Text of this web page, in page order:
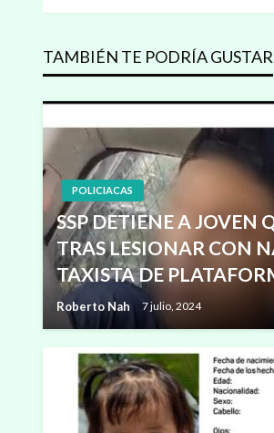
entradas
TAMBIÉN TE PODRÍA GUSTAR
POLICIACAS
SSP DETIENE A JOVEN
TRAS LESIONAR CON
TAXISTA DE
Roberto Nah 7 julio, 2024